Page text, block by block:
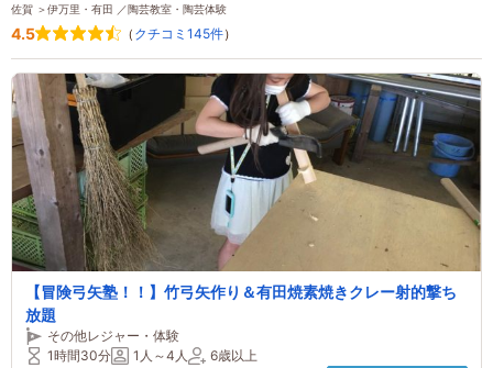
佐賀 ＞伊万里・有田 ／陶芸教室・陶芸体験
4.5 （ クチコミ145件）
【冒険弓矢塾！！】竹弓矢作り＆有田焼素焼きクレー射的撃ち
放題
その他レジャー・体験
1時間30分
1人～4人 6歳以上